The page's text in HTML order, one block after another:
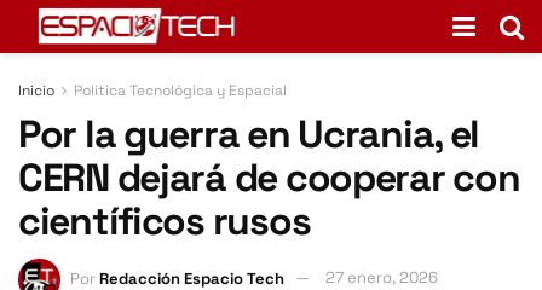
Inicio Politica Tecnológica y Espacial
Por la guerra en Ucrania, el
CERN dejará de cooperar con
científicos rusos
PorRedacción Espacio Tech
27 enero, 2026